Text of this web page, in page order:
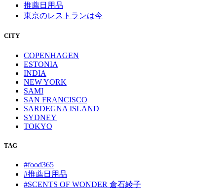
推薦日用品
東京のレストランは今
CITY
COPENHAGEN
ESTONIA
INDIA
NEW YORK
SAMI
SAN FRANCISCO
SARDEGNA ISLAND
SYDNEY
TOKYO
TAG
#food365
#推薦日用品
#SCENTS OF WONDER 倉石綾子